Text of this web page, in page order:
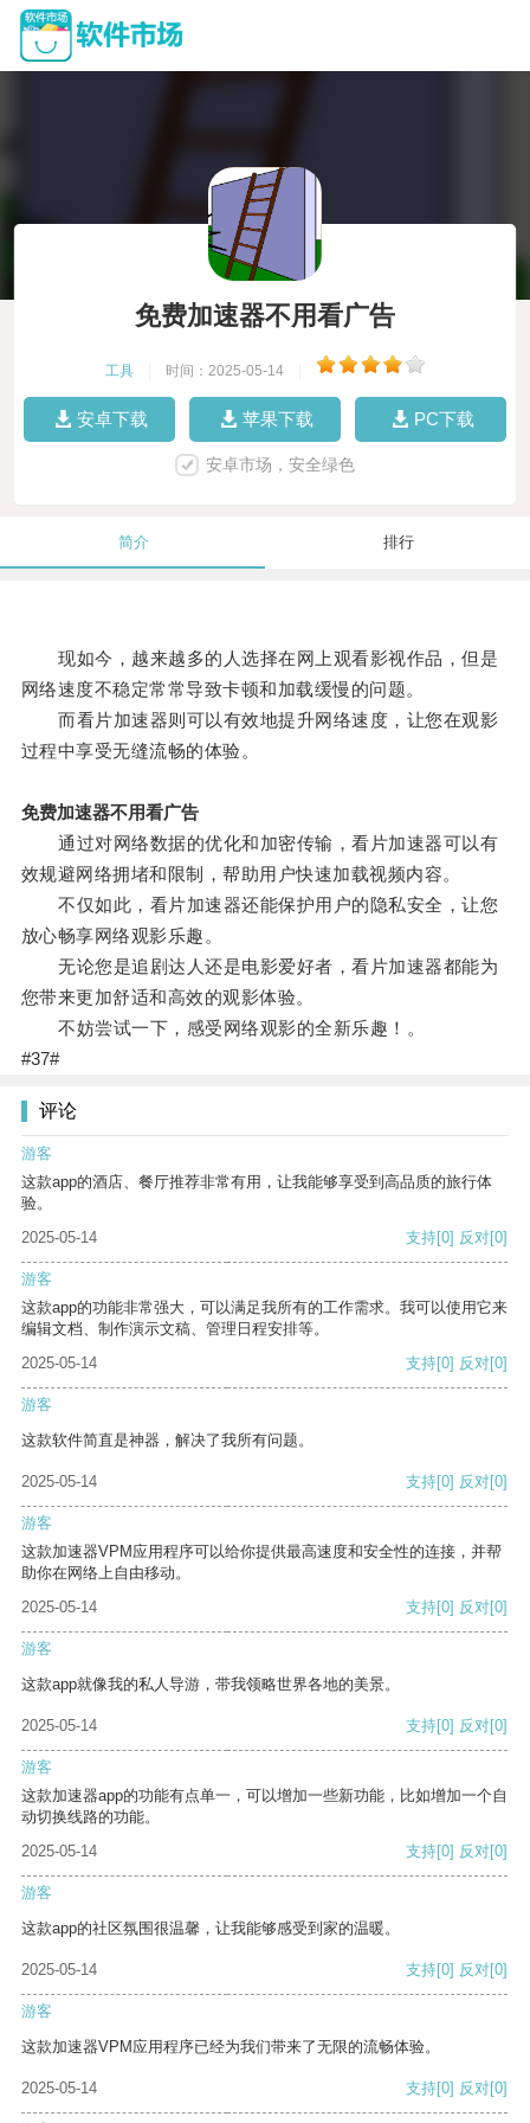
免费加速器不用看广告
工具 时间：2025-05-14
安卓下载 苹果下载 PC下载
安卓市场，安全绿色
简介 排行
现如今，越来越多的人选择在网上观看影视作品，但是
网络速度不稳定常常导致卡顿和加载缓慢的问题。
而看片加速器则可以有效地提升网络速度，让您在观影
过程中享受无缝流畅的体验。
免费加速器不用看广告
通过对网络数据的优化和加密传输，看片加速器可以有
效规避网络拥堵和限制，帮助用户快速加载视频内容。
不仅如此，看片加速器还能保护用户的隐私安全，让您
放心畅享网络观影乐趣。
无论您是追剧达人还是电影爱好者，看片加速器都能为
您带来更加舒适和高效的观影体验。
不妨尝试一下，感受网络观影的全新乐趣！。
#37#
评论
游客
这款app的酒店、餐厅推荐非常有用，让我能够享受到高品质的旅行体
验。
2025-05-14
支持[0] 反对[0]
游客
这款app的功能非常强大，可以满足我所有的工作需求。我可以使用它来
编辑文档、制作演示文稿、管理日程安排等。
2025-05-14
支持[0] 反对[0]
游客
这款软件简直是神器，解决了我所有问题。
2025-05-14 支持[0] 反对[0]
游客
这款加速器VPM应用程序可以给你提供最高速度和安全性的连接，并帮
助你在网络上自由移动。
2025-05-14
支持[0] 反对[0]
游客
这款app就像我的私人导游，带我领略世界各地的美景。
2025-05-14 支持[0] 反对[0]
游客
这款加速器app的功能有点单一，可以增加一些新功能，比如增加一个自
动切换线路的功能。
2025-05-14
支持[0] 反对[0]
游客
这款app的社区氛围很温馨，让我能够感受到家的温暖。
2025-05-14 支持[0] 反对[0]
游客
这款加速器VPM应用程序已经为我们带来了无限的流畅体验。
2025-05-14 支持[0] 反对[0]